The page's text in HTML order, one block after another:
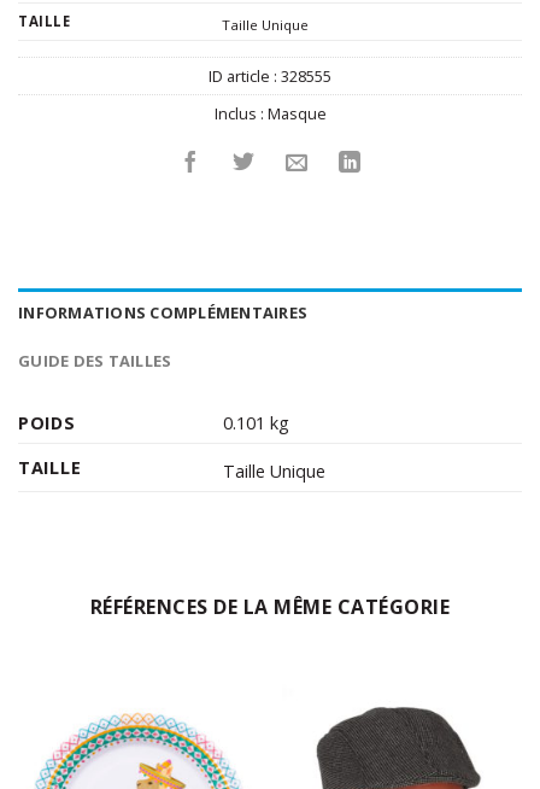
TAILLE
Taille Unique
ID article : 328555
Inclus : Masque
INFORMATIONS COMPLÉMENTAIRES
GUIDE DES TAILLES
POIDS
0.101 kg
TAILLE
Taille Unique
RÉFÉRENCES DE LA MÊME CATÉGORIE